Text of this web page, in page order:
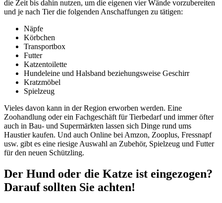
die Zeit bis dahin nutzen, um die eigenen vier Wände vorzubereiten
und je nach Tier die folgenden Anschaffungen zu tätigen:
Näpfe
Körbchen
Transportbox
Futter
Katzentoilette
Hundeleine und Halsband beziehungsweise Geschirr
Kratzmöbel
Spielzeug
Vieles davon kann in der Region erworben werden. Eine
Zoohandlung oder ein Fachgeschäft für Tierbedarf und immer öfter
auch in Bau- und Supermärkten lassen sich Dinge rund ums
Haustier kaufen. Und auch Online bei Amzon, Zooplus, Fressnapf
usw. gibt es eine riesige Auswahl an Zubehör, Spielzeug und Futter
für den neuen Schützling.
Der Hund oder die Katze ist eingezogen?
Darauf sollten Sie achten!